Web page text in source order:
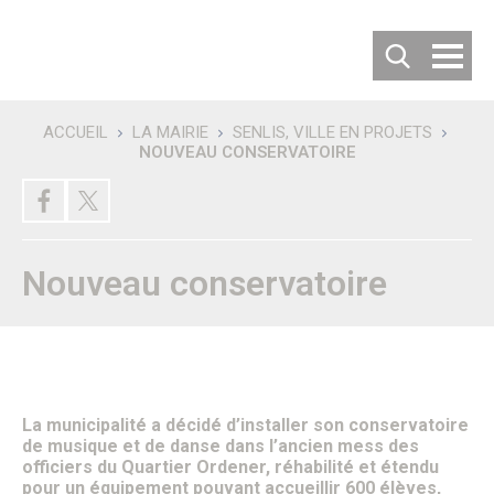
Villes jumelées
Les 50 ans du Jumelage avec Langenfeld
Carte d’identité de la ville
Office de tourisme
Vous êtes un nouvel habitant
Patrimoine & Histoire
Senlis, son histoire
Recherche
ACCUEIL LA MAIRIE
SENLIS, VILLE EN PROJETS
NOUVEAU CONSERVATOIRE
Nouveau conservatoire
La municipalité a décidé d’installer son conservatoire
de musique et de danse dans l’ancien mess des
officiers du Quartier Ordener, réhabilité et étendu
pour un équipement pouvant accueillir 600 élèves,